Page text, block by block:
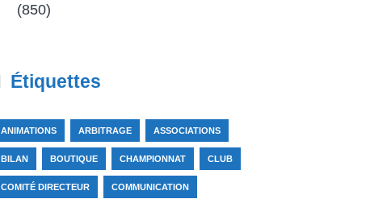
(850)
Étiquettes
ANIMATIONS ARBITRAGE ASSOCIATIONS
BILAN BOUTIQUE CHAMPIONNAT CLUB
COMITÉ DIRECTEUR COMMUNICATION